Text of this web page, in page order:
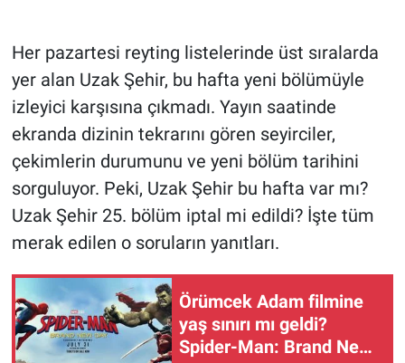
Her pazartesi reyting listelerinde üst sıralarda
yer alan Uzak Şehir, bu hafta yeni bölümüyle
izleyici karşısına çıkmadı. Yayın saatinde
ekranda dizinin tekrarını gören seyirciler,
çekimlerin durumunu ve yeni bölüm tarihini
sorguluyor. Peki, Uzak Şehir bu hafta var mı?
Uzak Şehir 25. bölüm iptal mi edildi? İşte tüm
merak edilen o soruların yanıtları.
Örümcek Adam filmine
yaş sınırı mı geldi?
Spider-Man: Brand New